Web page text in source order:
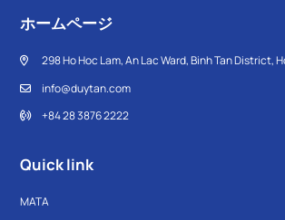
ホームページ
298 Ho Hoc Lam, An Lac Ward, Binh Tan District,
info@duytan.com
+84 28 3876 2222
Quick link
MATA